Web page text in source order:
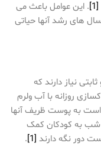
[1]
. این عوامل باعث می
های رشد آنها حیاتی
نیاز دارند که
روزانه با آب ولرم
است به پوست ظریف آنها
به کودکان کمک
دور نگه دارند [1]
.